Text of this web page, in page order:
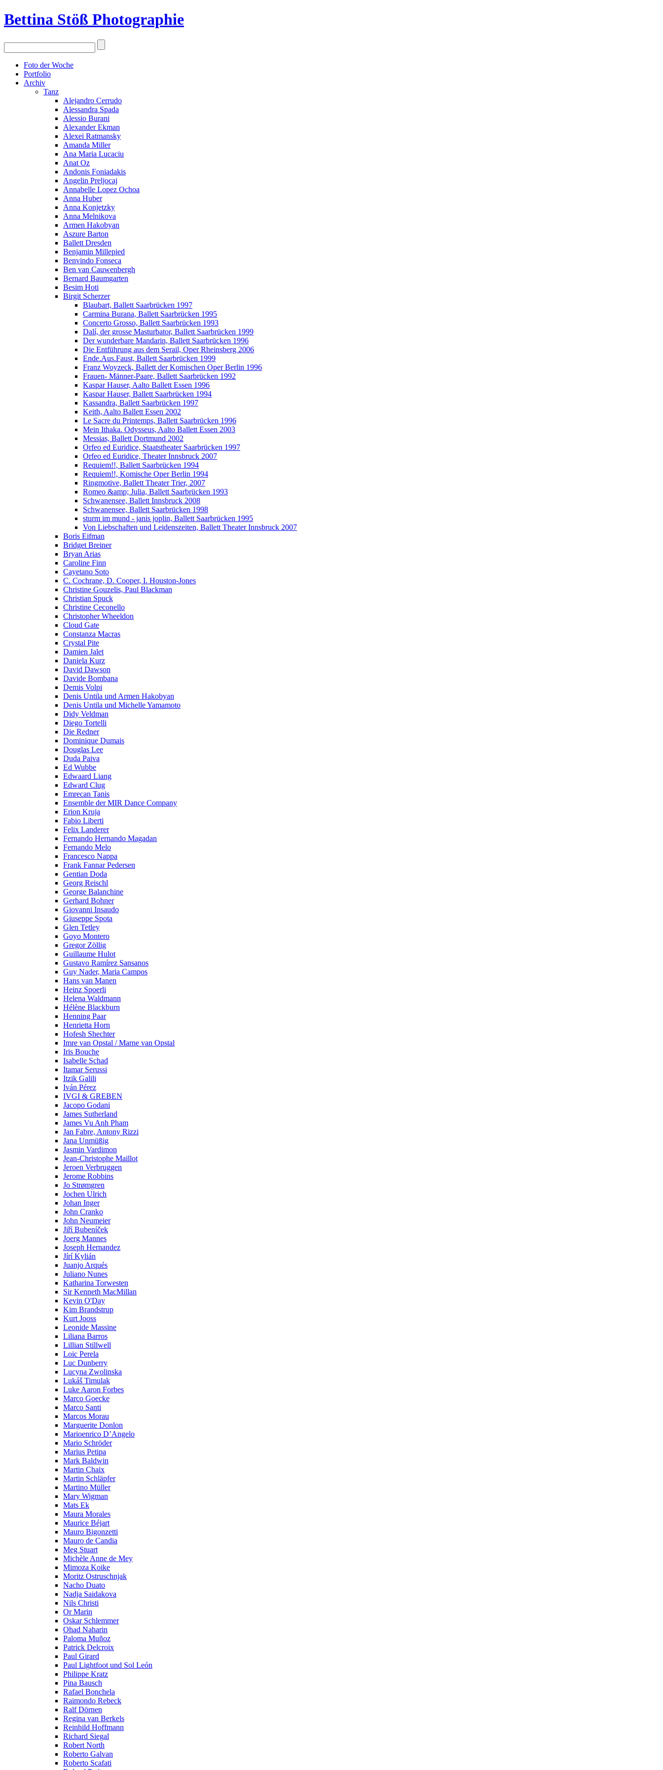
Bettina Stöß Photographie
Foto der Woche
Portfolio
Archiv
Tanz
Alejandro Cerrudo
Alessandra Spada
Alessio Burani
Alexander Ekman
Alexei Ratmansky
Amanda Miller
Ana Maria Lucaciu
Anat Oz
Andonis Foniadakis
Angelin Preljocaj
Annabelle Lopez Ochoa
Anna Huber
Anna Konjetzky
Anna Melnikova
Armen Hakobyan
Aszure Barton
Ballett Dresden
Benjamin Millepied
Benvindo Fonseca
Ben van Cauwenbergh
Bernard Baumgarten
Besim Hoti
Birgit Scherzer
Blaubart, Ballett Saarbrücken 1997
Carmina Burana, Ballett Saarbrücken 1995
Concerto Grosso, Ballett Saarbrücken 1993
Dalí, der grosse Masturbator, Ballett Saarbrücken 1999
Der wunderbare Mandarin, Ballett Saarbrücken 1996
Die Entführung aus dem Serail, Oper Rheinsberg 2006
Ende.Aus.Faust, Ballett Saarbrücken 1999
Franz Woyzeck, Ballett der Komischen Oper Berlin 1996
Frauen- Männer-Paare, Ballett Saarbrücken 1992
Kaspar Hauser, Aalto Ballett Essen 1996
Kaspar Hauser, Ballett Saarbrücken 1994
Kassandra, Ballett Saarbrücken 1997
Keith, Aalto Ballett Essen 2002
Le Sacre du Printemps, Ballett Saarbrücken 1996
Mein Ithaka. Odysseus, Aalto Ballett Essen 2003
Messias, Ballett Dortmund 2002
Orfeo ed Euridice, Staatstheater Saarbrücken 1997
Orfeo ed Euridice, Theater Innsbruck 2007
Requiem!!, Ballett Saarbrücken 1994
Requiem!!, Komische Oper Berlin 1994
Ringmotive, Ballett Theater Trier, 2007
Romeo &amp; Julia, Ballett Saarbrücken 1993
Schwanensee, Ballett Innsbruck 2008
Schwanensee, Ballett Saarbrücken 1998
sturm im mund - janis joplin, Ballett Saarbrücken 1995
Von Liebschaften und Leidenszeiten, Ballett Theater Innsbruck 2007
Boris Eifman
Bridget Breiner
Bryan Arias
Caroline Finn
Cayetano Soto
C. Cochrane, D. Cooper, I. Houston-Jones
Christine Gouzelis, Paul Blackman
Christian Spuck
Christine Ceconello
Christopher Wheeldon
Cloud Gate
Constanza Macras
Crystal Pite
Damien Jalet
Daniela Kurz
David Dawson
Davide Bombana
Demis Volpi
Denis Untila und Armen Hakobyan
Denis Untila und Michelle Yamamoto
Didy Veldman
Diego Tortelli
Die Redner
Dominique Dumais
Douglas Lee
Duda Paiva
Ed Wubbe
Edwaard Liang
Edward Clug
Emrecan Tanis
Ensemble der MIR Dance Company
Erion Kruja
Fabio Liberti
Felix Landerer
Fernando Hernando Magadan
Fernando Melo
Francesco Nappa
Frank Fannar Pedersen
Gentian Doda
Georg Reischl
George Balanchine
Gerhard Bohner
Giovanni Insaudo
Giuseppe Spota
Glen Tetley
Goyo Montero
Gregor Zöllig
Guillaume Hulot
Gustavo Ramírez Sansanos
Guy Nader, Maria Campos
Hans van Manen
Heinz Spoerli
Helena Waldmann
Hélène Blackburn
Henning Paar
Henrietta Horn
Hofesh Shechter
Imre van Opstal / Marne van Opstal
Iris Bouche
Isabelle Schad
Itamar Serussi
Itzik Galili
Iván Pérez
IVGI & GREBEN
Jacopo Godani
James Sutherland
James Vu Anh Pham
Jan Fabre, Antony Rizzi
Jana Unmüßig
Jasmin Vardimon
Jean-Christophe Maillot
Jeroen Verbruggen
Jerome Robbins
Jo Strømgren
Jochen Ulrich
Johan Inger
John Cranko
John Neumeier
Jiřί Bubenίček
Joerg Mannes
Joseph Hernandez
Jírí Kylián
Juanjo Arqués
Juliano Nunes
Katharina Torwesten
Sir Kenneth MacMillan
Kevin O'Day
Kim Brandstrup
Kurt Jooss
Leonide Massine
Liliana Barros
Lillian Stillwell
Loic Perela
Luc Dunberry
Lucyna Zwolinska
Lukáš Timulak
Luke Aaron Forbes
Marco Goecke
Marco Santi
Marcos Morau
Marguerite Donlon
Marioenrico D’Angelo
Mario Schröder
Marius Petipa
Mark Baldwin
Martin Chaix
Martin Schläpfer
Martino Müller
Mary Wigman
Mats Ek
Maura Morales
Maurice Béjart
Mauro Bigonzetti
Mauro de Candia
Meg Stuart
Michèle Anne de Mey
Mimoza Koike
Moritz Ostruschnjak
Nacho Duato
Nadja Saidakova
Nils Christi
Or Marin
Oskar Schlemmer
Ohad Naharin
Paloma Muñoz
Patrick Delcroix
Paul Girard
Paul Lightfoot und Sol León
Philippe Kratz
Pina Bausch
Rafael Bonchela
Raimondo Rebeck
Ralf Dörnen
Regina van Berkels
Reinhild Hoffmann
Richard Siegal
Robert North
Roberto Galvan
Roberto Scafati